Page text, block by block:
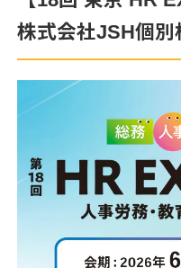
株式会社JSH個別